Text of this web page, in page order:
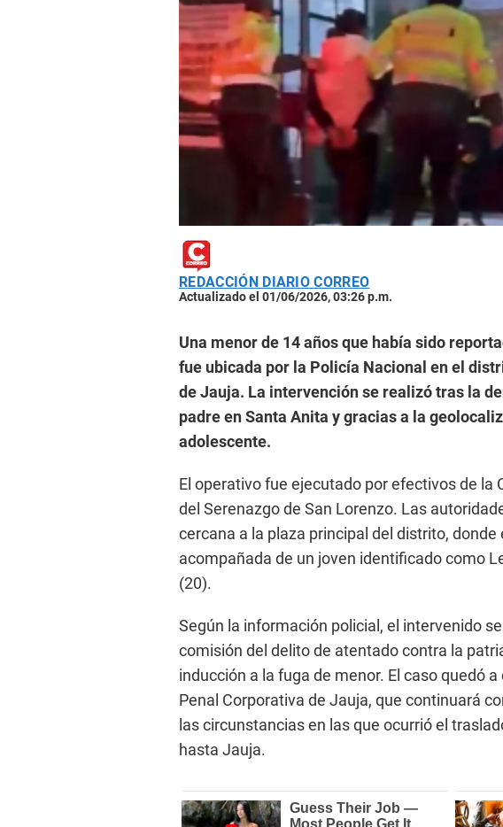
REDACCIÓN DIARIO CORREO
Actualizado el 01/06/2026, 03:26 p.m.
Una menor de 14 años que había sido
fue ubicada por la Policía Nacional en el
de Jauja. La intervención se realizó tras la
padre en Santa Anita y gracias a la
adolescente.
El operativo fue ejecutado por efectivos de la
del Serenazgo de San Lorenzo. Las
cercana a la plaza principal del distrito,
acompañada de un joven identificado como
(20).
Según la información policial, el intervenido
comisión del delito de atentado contra la
inducción a la fuga de menor. El caso quedó
Penal Corporativa de Jauja, que continuará
las circunstancias en las que ocurrió el
hasta Jauja.